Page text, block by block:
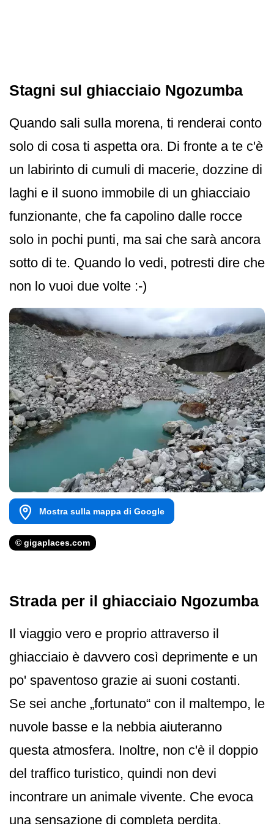
Stagni sul ghiacciaio Ngozumba
Quando sali sulla morena, ti renderai conto
solo di cosa ti aspetta ora. Di fronte a te c'è
un labirinto di cumuli di macerie, dozzine di
laghi e il suono immobile di un ghiacciaio
funzionante, che fa capolino dalle rocce
solo in pochi punti, ma sai che sarà ancora
sotto di te. Quando lo vedi, potresti dire che
non lo vuoi due volte :-)
Mostra sulla mappa di Google
© gigaplaces.com
Strada per il ghiacciaio Ngozumba
Il viaggio vero e proprio attraverso il
ghiacciaio è davvero così deprimente e un
po' spaventoso grazie ai suoni costanti.
Se sei anche „fortunato“ con il maltempo, le
nuvole basse e la nebbia aiuteranno
questa atmosfera. Inoltre, non c'è il doppio
del traffico turistico, quindi non devi
incontrare un animale vivente. Che evoca
una sensazione di completa perdita.